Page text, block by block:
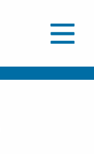
O
v
i